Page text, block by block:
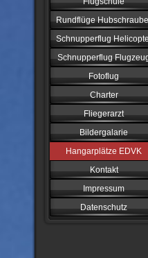
Rundflüge
Schnupperflug
Schnupperflug
Fotoflug
Charter
Fliegerarzt
Bildergalarie
Hangarplätze EDVK
Kontakt
Impressum
Datenschutz